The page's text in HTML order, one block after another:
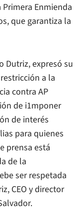
Enmienda
que garantiza la
Dutriz, expresó su
a la
contra AP
de i1mponer
de interés
para quienes
prensa está
de la
ser respetada
CEO y director